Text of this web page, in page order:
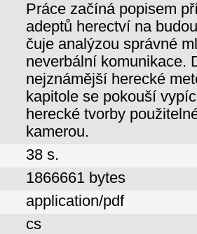
Práce začíná popisem
adeptů herectví na
čuje analýzou správné
neverbální komunikace.
nejznámější herecké
kapitole se pokouší
herecké tvorby
kamerou.
38 s.
1866661 bytes
application/pdf
cs